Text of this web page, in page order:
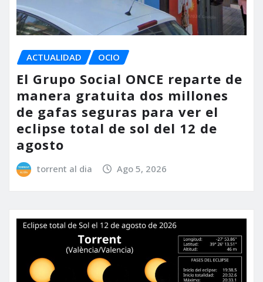
ACTUALIDAD OCIO
El Grupo Social ONCE reparte de
manera gratuita dos millones
de gafas seguras para ver el
eclipse total de sol del 12 de
agosto
torrent al dia Ago 5, 2026